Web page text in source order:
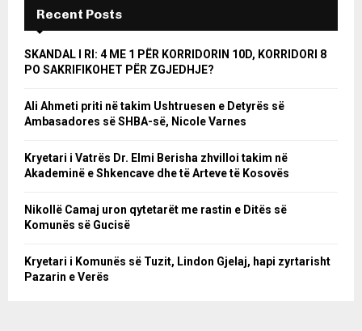
Recent Posts
SKANDAL I RI: 4 ME 1 PËR KORRIDORIN 10D, KORRIDORI 8
PO SAKRIFIKOHET PËR ZGJEDHJE?
Ali Ahmeti priti në takim Ushtruesen e Detyrës së
Ambasadores së SHBA-së, Nicole Varnes
Kryetari i Vatrës Dr. Elmi Berisha zhvilloi takim në
Akademinë e Shkencave dhe të Arteve të Kosovës
Nikollë Camaj uron qytetarët me rastin e Ditës së
Komunës së Gucisë
Kryetari i Komunës së Tuzit, Lindon Gjelaj, hapi zyrtarisht
Pazarin e Verës